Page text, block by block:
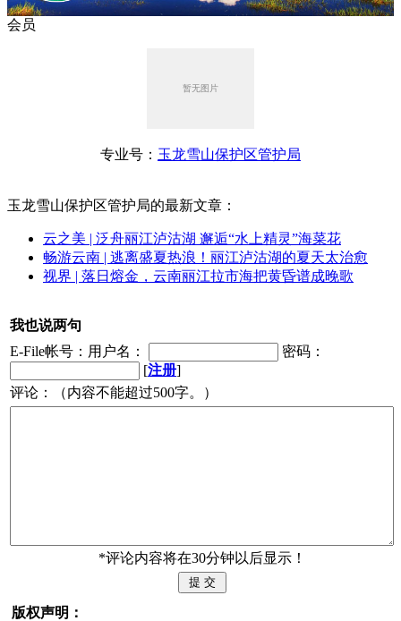
会员
专业号： 玉龙雪山保护区管护局
玉龙雪山保护区管护局的最新文章：
云之美 | 泛舟丽江泸沽湖 邂逅“水上精灵”海菜花
畅游云南 | 逃离盛夏热浪！丽江泸沽湖的夏天太治愈
视界 | 落日熔金，云南丽江拉市海把黄昏谱成晚歌
我也说两句
E-File帐号：用户名：
密码：
[注册]
评论：（内容不能超过500字。）
*评论内容将在30分钟以后显示！
版权声明：